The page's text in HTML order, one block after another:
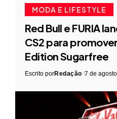
MODA E LIFESTYLE
Red Bull e FURIA
CS2 para
Edition Sugarfree
Escrito porRedação 7 de